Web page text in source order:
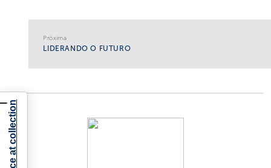
Próxima
LIDERANDO O FUTURO
Notice at collection